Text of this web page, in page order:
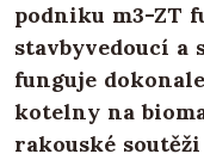
podniku m3-ZT
stavbyvedoucí a
funguje
kotelny na
rakouské